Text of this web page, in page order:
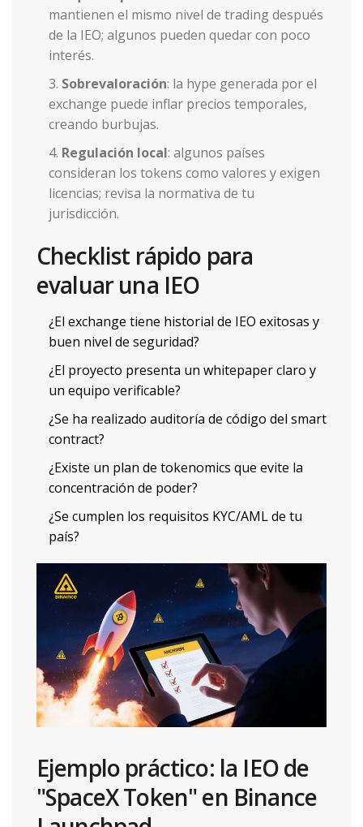
mantienen el mismo nivel de trading después
de la IEO; algunos pueden quedar con poco
interés.
Sobrevaloración: la hype generada por el
exchange puede inflar precios temporales,
creando burbujas.
Regulación local: algunos países
consideran los tokens como valores y exigen
licencias; revisa la normativa de tu
jurisdicción.
Checklist rápido para
evaluar una IEO
¿El exchange tiene historial de IEO exitosas y
buen nivel de seguridad?
¿El proyecto presenta un whitepaper claro y
un equipo verificable?
¿Se ha realizado auditoría de código del smart
contract?
¿Existe un plan de tokenomics que evite la
concentración de poder?
¿Se cumplen los requisitos KYC/AML de tu
país?
Ejemplo práctico: la IEO de
"SpaceX Token" en Binance